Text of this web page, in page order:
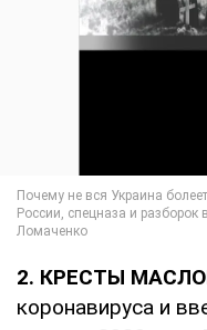
2. КРЕСТЫ
коронавируса и